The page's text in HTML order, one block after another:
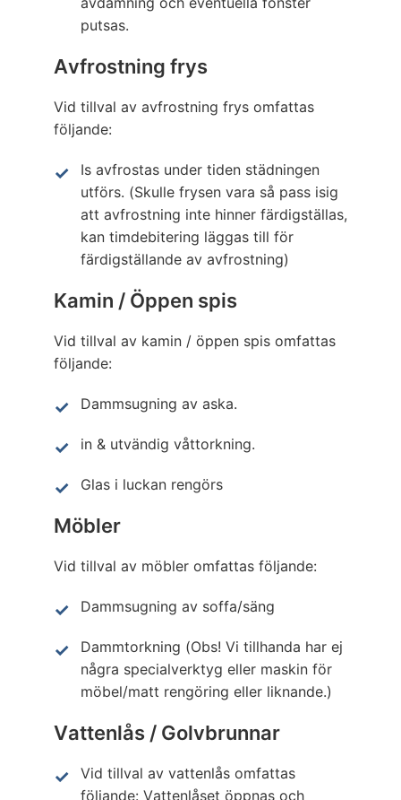
putsas.
Avfrostning frys
Vid tillval av avfrostning frys omfattas
följande:
Is avfrostas under tiden städningen
utförs. (Skulle frysen vara så pass isig
att avfrostning inte hinner färdigställas,
kan timdebitering läggas till för
färdigställande av avfrostning)
Kamin / Öppen spis
Vid tillval av kamin / öppen spis omfattas
följande:
Dammsugning av aska.
in & utvändig våttorkning.
Glas i luckan rengörs
Möbler
Vid tillval av möbler omfattas följande:
Dammsugning av soffa/säng
Dammtorkning (Obs! Vi tillhanda har ej
några specialverktyg eller maskin för
möbel/matt rengöring eller liknande.)
Vattenlås / Golvbrunnar
Vid tillval av vattenlås omfattas
följande: Vattenlåset öppnas och